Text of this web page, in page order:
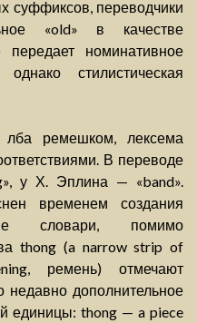
суффиксов, переводчики
«old» в качестве
передает номинативное
стилистическая
лба ремешком, лексема
В переводе
у Х. Эплина — «band».
временем создания
словари, помимо
thong (a narrow strip of
ремень) отмечают
недавно дополнительное
единицы: thong — a piece